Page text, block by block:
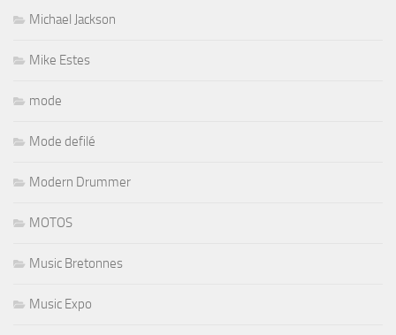
Michael Jackson
Mike Estes
mode
Mode defilé
Modern Drummer
MOTOS
Music Bretonnes
Music Expo